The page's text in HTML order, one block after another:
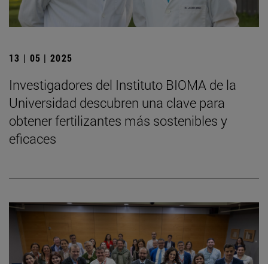
13 | 05 | 2025
Investigadores del Instituto BIOMA de la
Universidad descubren una clave para
obtener fertilizantes más sostenibles y
eficaces